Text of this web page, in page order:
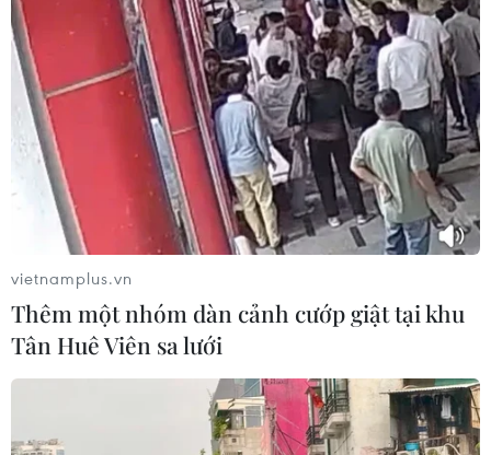
#Chứng khoán Mỹ #Chỉ số Dow Jones
#Chỉ số S&P
Mỹ
Theo dõi VietnamPlus
vietnamplus.vn
Thêm một nhóm dàn cảnh cướp giật tại khu
Tân Huê Viên sa lưới